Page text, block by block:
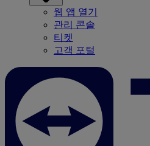
웹 앱 열기
관리 콘솔
티켓
고객 포털